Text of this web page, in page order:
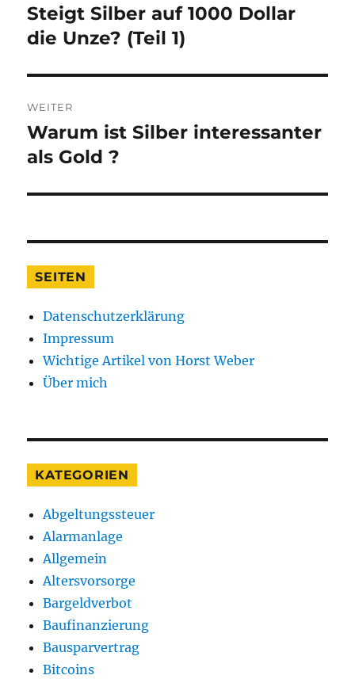
Vorheriger
Beitrag:
Steigt Silber auf 1000 Dollar
die Unze? (Teil 1)
WEITER
Nächster
Beitrag:
Warum ist Silber interessanter
als Gold ?
SEITEN
Datenschutzerklärung
Impressum
Wichtige Artikel von Horst Weber
Über mich
KATEGORIEN
Abgeltungssteuer
Alarmanlage
Allgemein
Altersvorsorge
Bargeldverbot
Baufinanzierung
Bausparvertrag
Bitcoins